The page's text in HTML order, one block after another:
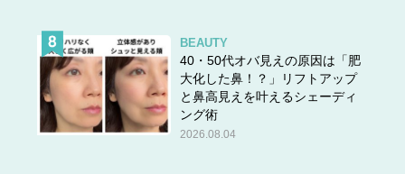
BEAUTY
40・50代オバ見えの原因は「肥
大化した鼻！？」リフトアップ
と鼻高見えを叶えるシェーディ
ング術
2026.08.04